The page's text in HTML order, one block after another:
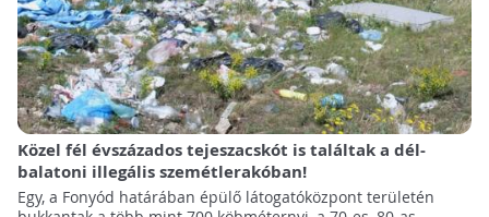
Közel fél évszázados tejeszacskót is találtak a dél-
balatoni illegális szemétlerakóban!
Egy, a Fonyód határában épülő látogatóközpont területén